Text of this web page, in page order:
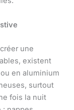
une
existent
en aluminium
surtout
fois la nuit